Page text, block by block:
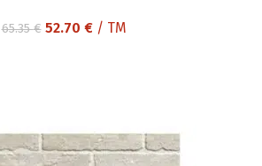
65.35€ Original
52.70 €Η
/ TM